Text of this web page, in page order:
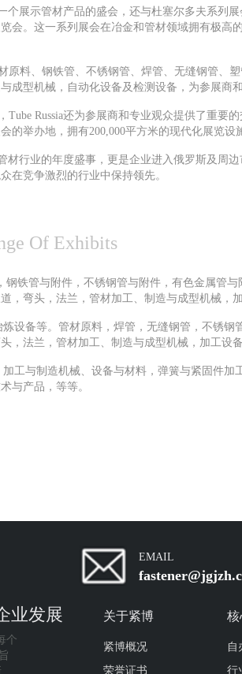
个展示管材产品的盛会，还与杜塞尔多夫系列
会。这一系列展会在冶金和管材领域拥有极高
原料、钢铁管、不锈钢管、焊管、无缝钢管、
成型机械，自动化设备及检测设备，为参展商
Tube Russia还为参展商和专业观众提供了重要
的举办地，拥有200,000平方米的现代化展览设
材行业的年度盛事，更是企业进入俄罗斯及
在竞争激烈的行业中保持领先。
Of Exhibits
钢铁管与附件，不锈钢管与附件，有色金属管
，弯头，法兰，管材加工、制造与成型机械，
设备等。管材原料，焊管，无缝钢管，不锈
，法兰，管材加工、制造与成型机械，加工设
工与制造机械、设备与材料，弹簧与紧固件
与产品，等等。
业发展
个
EMAIL
关于紧博
紧博概况
荣誉证书
核
自
行